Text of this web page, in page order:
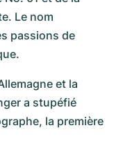
Le nom
passions de
et la
a stupéfié
la première